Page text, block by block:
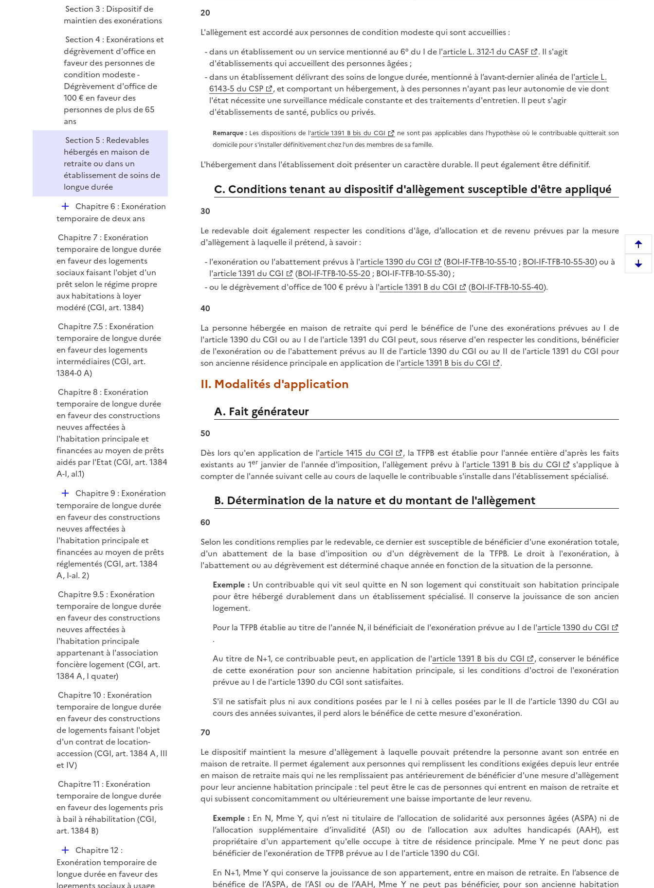
Section 3 : Dispositif de
maintien des exonérations
Section 4 : Exonérations et
dégrèvement d'office en
faveur des personnes de
condition modeste -
Dégrèvement d'office de
100 € en faveur des
personnes de plus de 65
ans
Section 5 : Redevables
hébergés en maison de
retraite ou dans un
établissement de soins de
longue durée
D
é
l
i
e
r
Chapitre 6 : Exonération
temporaire de deux ans
Chapitre 7 : Exonération
temporaire de longue durée
en faveur des logements
sociaux faisant l'objet d'un
prêt selon le régime propre
aux habitations à loyer
modéré (CGI, art. 1384)
Chapitre 7.5 : Exonération
temporaire de longue durée
en faveur des logements
intermédiaires (CGI, art.
1384-0 A)
Chapitre 8 : Exonération
temporaire de longue durée
en faveur des constructions
neuves affectées à
l'habitation principale et
financées au moyen de prêts
aidés par l'Etat (CGI, art. 1384
A-I, al.1)
D
é
p
l
i
e
r
Chapitre 9 : Exonération
temporaire de longue durée
en faveur des constructions
neuves affectées à
l'habitation principale et
financées au moyen de prêts
réglementés (CGI, art. 1384
A, I-al. 2)
Chapitre 9.5 : Exonération
temporaire de longue durée
en faveur des constructions
neuves affectées à
l'habitation principale
appartenant à l'association
foncière logement (CGI, art.
1384 A, I quater)
Chapitre 10 : Exonération
temporaire de longue durée
en faveur des constructions
de logements faisant l'objet
d'un contrat de location-
accession (CGI, art. 1384 A, III
et IV)
Chapitre 11 : Exonération
temporaire de longue durée
en faveur des logements pris
à bail à réhabilitation (CGI,
art. 1384 B)
D
é
p
l
Chapitre 12 :
Exonération temporaire de
longue durée en faveur des
logements sociaux à usage
20
L'allègement est accordé aux personnes de condition modeste qui sont accueillies :
dans un établissement ou un service mentionné au 6° du I de l'article L. 312-1 du CASF
. Il s'agit
d'établissements qui accueillent des personnes âgées ;
dans un établissement délivrant des soins de longue durée, mentionné à l’avant-dernier alinéa de l'article L.
6143-5 du CSP
, et comportant un hébergement, à des personnes n'ayant pas leur autonomie de vie dont
l'état nécessite une surveillance médicale constante et des traitements d'entretien. Il peut s'agir
d'établissements de santé, publics ou privés.
Remarque : Les dispositions de l'article 1391 B bis du CGI
ne sont pas applicables dans l'hypothèse où le contribuable quitterait son
domicile pour s'installer définitivement chez l'un des membres de sa famille.
L'hébergement dans l'établissement doit présenter un caractère durable. Il peut également être définitif.
C. Conditions tenant au dispositif d'allègement susceptible d'être appliqué
30
Le redevable doit également respecter les conditions d'âge, d’allocation et de revenu prévues par la mesure
d'allègement à laquelle il prétend, à savoir :
l'exonération ou l'abattement prévus à l'article 1390 du CGI (BOI-IF-TFB-10-55-10 ; BOI-IF-TFB-10-55-30) ou à
l'article 1391 du CGI (BOI-IF-TFB-10-55-20 ; BOI-IF-TFB-10-55-30) ;
ou le dégrèvement d'office de 100 € prévu à l'article 1391 B du CGI (BOI-IF-TFB-10-55-40).
40
La personne hébergée en maison de retraite qui perd le bénéfice de l'une des exonérations prévues au I de
l'article 1390 du CGI ou au I de l'article 1391 du CGI peut, sous réserve d'en respecter les conditions, bénéficier
de l'exonération ou de l'abattement prévus au II de l'article 1390 du CGI ou au II de l'article 1391 du CGI pour
son ancienne résidence principale en application de l'article 1391 B bis du CGI .
II. Modalités d'application
A. Fait générateur
50
Dès lors qu'en application de l'article 1415 du CGI
, la TFPB est établie pour l'année entière d'après les faits
existants au 1er janvier de l'année d'imposition, l'allègement prévu à l'article 1391 B bis du CGI
s'applique à
compter de l'année suivant celle au cours de laquelle le contribuable s'installe dans l'établissement spécialisé.
B. Détermination de la nature et du montant de l'allègement
60
Selon les conditions remplies par le redevable, ce dernier est susceptible de bénéficier d'une exonération totale,
d'un abattement de la base d'imposition ou d'un dégrèvement de la TFPB. Le droit à l'exonération, à
l'abattement ou au dégrèvement est déterminé chaque année en fonction de la situation de la personne.
Exemple :Un contribuable qui vit seul quitte en N son logement qui constituait son habitation principale
pour être hébergé durablement dans un établissement spécialisé. Il conserve la jouissance de son ancien
logement.
Pour la TFPB établie au titre de l'année N, il bénéficiait de l'exonération prévue au I de l'article 1390 du CGI
.
Au titre de N+1, ce contribuable peut, en application de l'article 1391 B bis du CGI
, conserver le bénéfice
de cette exonération pour son ancienne habitation principale, si les conditions d'octroi de l'exonération
prévue au I de l'article 1390 du CGI sont satisfaites.
S'il ne satisfait plus ni aux conditions posées par le I ni à celles posées par le II de l'article 1390 du CGI au
cours des années suivantes, il perd alors le bénéfice de cette mesure d'exonération.
70
Le dispositif maintient la mesure d'allègement à laquelle pouvait prétendre la personne avant son entrée en
maison de retraite. Il permet également aux personnes qui remplissent les conditions exigées depuis leur entrée
en maison de retraite mais qui ne les remplissaient pas antérieurement de bénéficier d'une mesure d'allègement
pour leur ancienne habitation principale : tel peut être le cas de personnes qui entrent en maison de retraite et
qui subissent concomitamment ou ultérieurement une baisse importante de leur revenu.
Exemple :En N, Mme Y, qui n’est ni titulaire de l’allocation de solidarité aux personnes âgées (ASPA) ni de
l’allocation supplémentaire d’invalidité (ASI) ou de l’allocation aux adultes handicapés (AAH), est
propriétaire d'un appartement qu'elle occupe à titre de résidence principale. Mme Y ne peut donc pas
bénéficier de l'exonération de TFPB prévue au I de l'article 1390 du CGI.
En N+1, Mme Y qui conserve la jouissance de son appartement, entre en maison de retraite. En l’absence de
bénéfice de l’ASPA, de l’ASI ou de l’AAH, Mme Y ne peut pas bénéficier, pour son ancienne habitation
e
m
D